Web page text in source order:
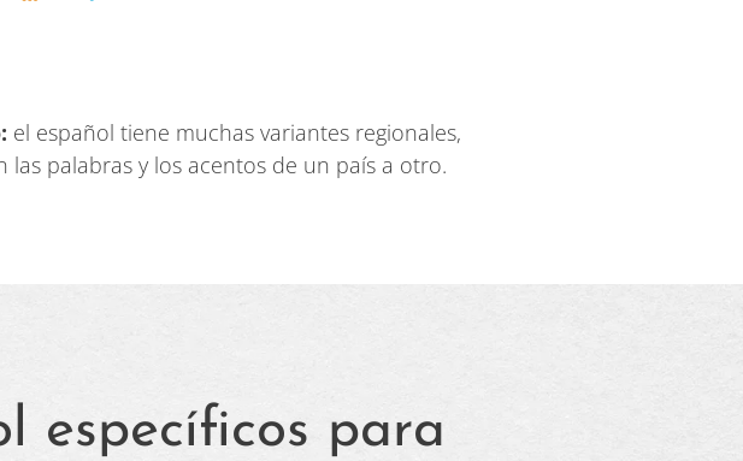
el español tiene muchas variantes regionales,
las palabras y los acentos de un país a otro.
específicos para